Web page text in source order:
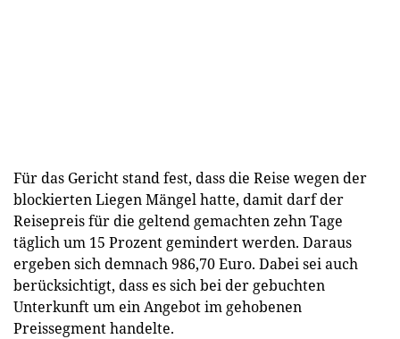
Für das Gericht stand fest, dass die Reise wegen der
blockierten Liegen Mängel hatte, damit darf der
Reisepreis für die geltend gemachten zehn Tage
täglich um 15 Prozent gemindert werden. Daraus
ergeben sich demnach 986,70 Euro. Dabei sei auch
berücksichtigt, dass es sich bei der gebuchten
Unterkunft um ein Angebot im gehobenen
Preissegment handelte.